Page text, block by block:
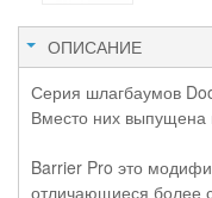
ОПИСАНИЕ
Серия шлагбаумов
Вместо них выпущена
Barrier Pro это
отличающиеся более